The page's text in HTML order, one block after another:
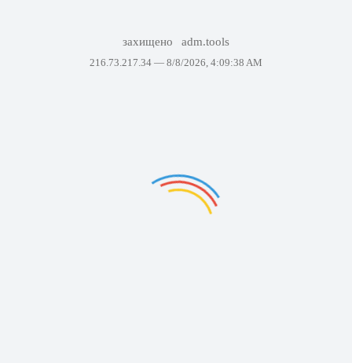
захищено adm.tools
216.73.217.34 — 8/8/2026, 4:09:38 AM